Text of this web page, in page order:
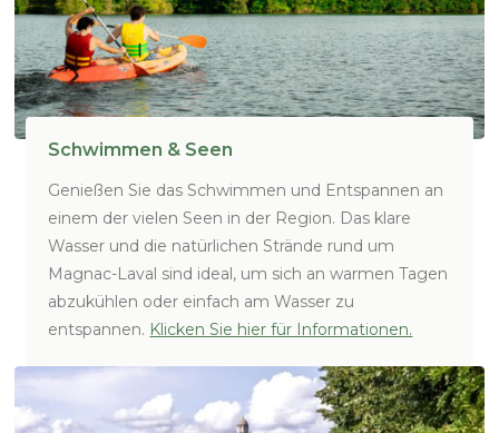
Schwimmen & Seen
Genießen Sie das Schwimmen und Entspannen an
einem der vielen Seen in der Region. Das klare
Wasser und die natürlichen Strände rund um
Magnac-Laval sind ideal, um sich an warmen Tagen
abzukühlen oder einfach am Wasser zu
entspannen. Klicken Sie hier für Informationen.